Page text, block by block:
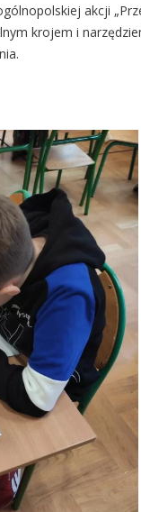
akcji
krojem i